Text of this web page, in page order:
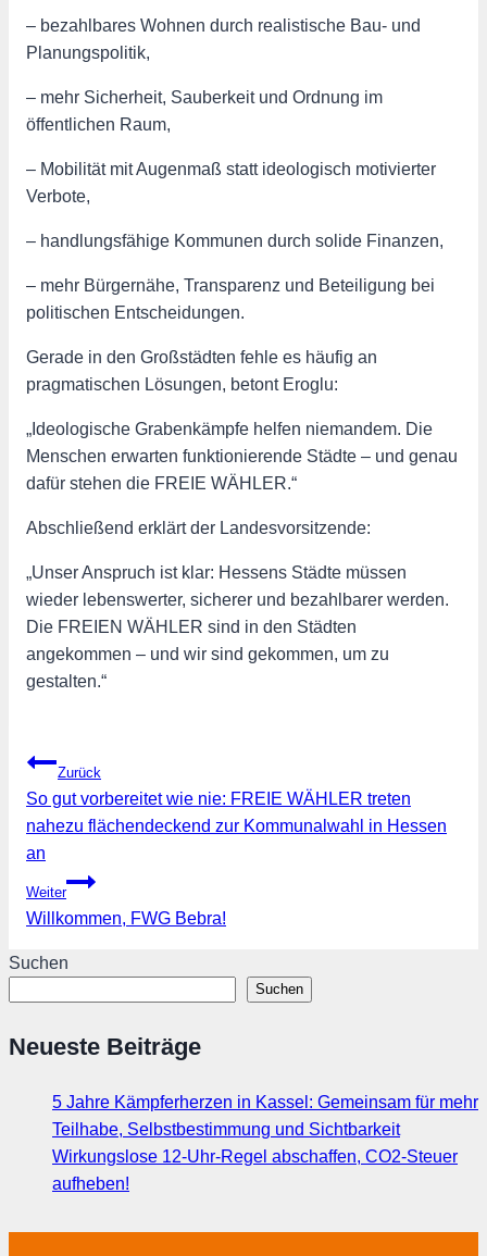
– bezahlbares Wohnen durch realistische Bau- und
Planungspolitik,
– mehr Sicherheit, Sauberkeit und Ordnung im
öffentlichen Raum,
– Mobilität mit Augenmaß statt ideologisch motivierter
Verbote,
– handlungsfähige Kommunen durch solide Finanzen,
– mehr Bürgernähe, Transparenz und Beteiligung bei
politischen Entscheidungen.
Gerade in den Großstädten fehle es häufig an
pragmatischen Lösungen, betont Eroglu:
„Ideologische Grabenkämpfe helfen niemandem. Die
Menschen erwarten funktionierende Städte – und genau
dafür stehen die FREIE WÄHLER.“
Abschließend erklärt der Landesvorsitzende:
„Unser Anspruch ist klar: Hessens Städte müssen
wieder lebenswerter, sicherer und bezahlbarer werden.
Die FREIEN WÄHLER sind in den Städten
angekommen – und wir sind gekommen, um zu
gestalten.“
Beitragsnavigation
Zurück
So gut vorbereitet wie nie: FREIE WÄHLER treten
nahezu flächendeckend zur Kommunalwahl in Hessen
an
Weiter
Willkommen, FWG Bebra!
Suchen
Suchen
Neueste Beiträge
5 Jahre Kämpferherzen in Kassel: Gemeinsam für mehr
Teilhabe, Selbstbestimmung und Sichtbarkeit
Wirkungslose 12-Uhr-Regel abschaffen, CO2-Steuer
aufheben!